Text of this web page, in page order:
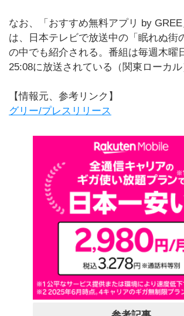
なお、「おすすめ無料アプリ by
は、日本テレビで放送中の「眠れぬ街
の中でも紹介される。番組は毎週木曜
25:08に放送されている（関東ローカル
【情報元、参考リンク】
グリー/プレスリリース